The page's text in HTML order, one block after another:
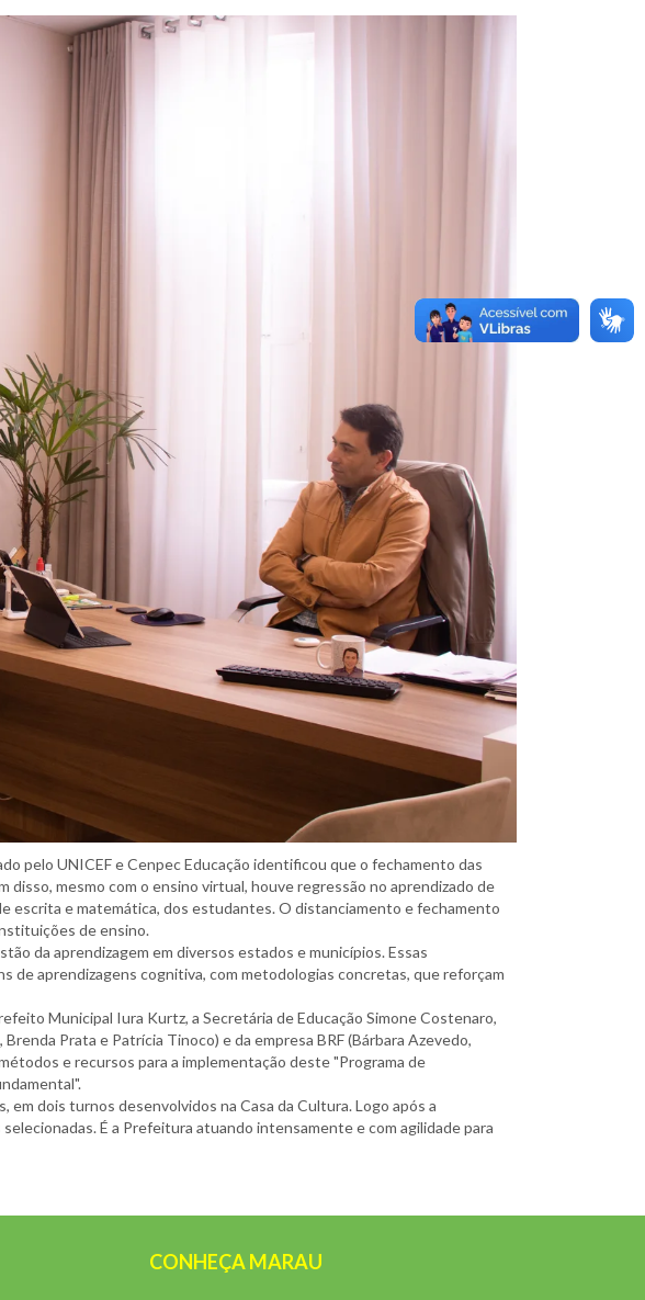
pelo UNICEF e Cenpec Educação identificou que o fechamento das
disso, mesmo com o ensino virtual, houve regressão no aprendizado de
escrita e matemática, dos estudantes. O distanciamento e fechamento
de ensino.
da aprendizagem em diversos estados e municípios. Essas
de aprendizagens cognitiva, com metodologias concretas, que reforçam
Municipal Iura Kurtz, a Secretária de Educação Simone Costenaro,
Prata e Patrícia Tinoco) e da empresa BRF (Bárbara Azevedo,
e recursos para a implementação deste "Programa de
em dois turnos desenvolvidos na Casa da Cultura. Logo após a
É a Prefeitura atuando intensamente e com agilidade para
CONHEÇA MARAU